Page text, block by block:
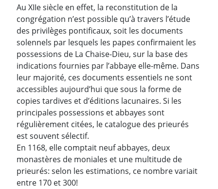
Au XIIe siècle en effet, la reconstitution de la
congrégation n’est possible qu’à travers l’étude
des privilèges pontificaux, soit les documents
solennels par lesquels les papes confirmaient les
possessions de La Chaise-Dieu, sur la base des
indications fournies par l’abbaye elle-même. Dans
leur majorité, ces documents essentiels ne sont
accessibles aujourd’hui que sous la forme de
copies tardives et d’éditions lacunaires. Si les
principales possessions et abbayes sont
régulièrement citées, le catalogue des prieurés
est souvent sélectif.
En 1168, elle comptait neuf abbayes, deux
monastères de moniales et une multitude de
prieurés: selon les estimations, ce nombre variait
entre 170 et 300!